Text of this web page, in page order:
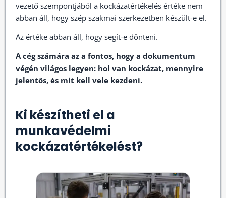
vezető szempontjából a kockázatértékelés értéke nem
abban áll, hogy szép szakmai szerkezetben készült-e el.
Az értéke abban áll, hogy segít-e dönteni.
A cég számára az a fontos, hogy a dokumentum
végén világos legyen: hol van kockázat, mennyire
jelentős, és mit kell vele kezdeni.
Ki készítheti el a
munkavédelmi
kockázatértékelést?